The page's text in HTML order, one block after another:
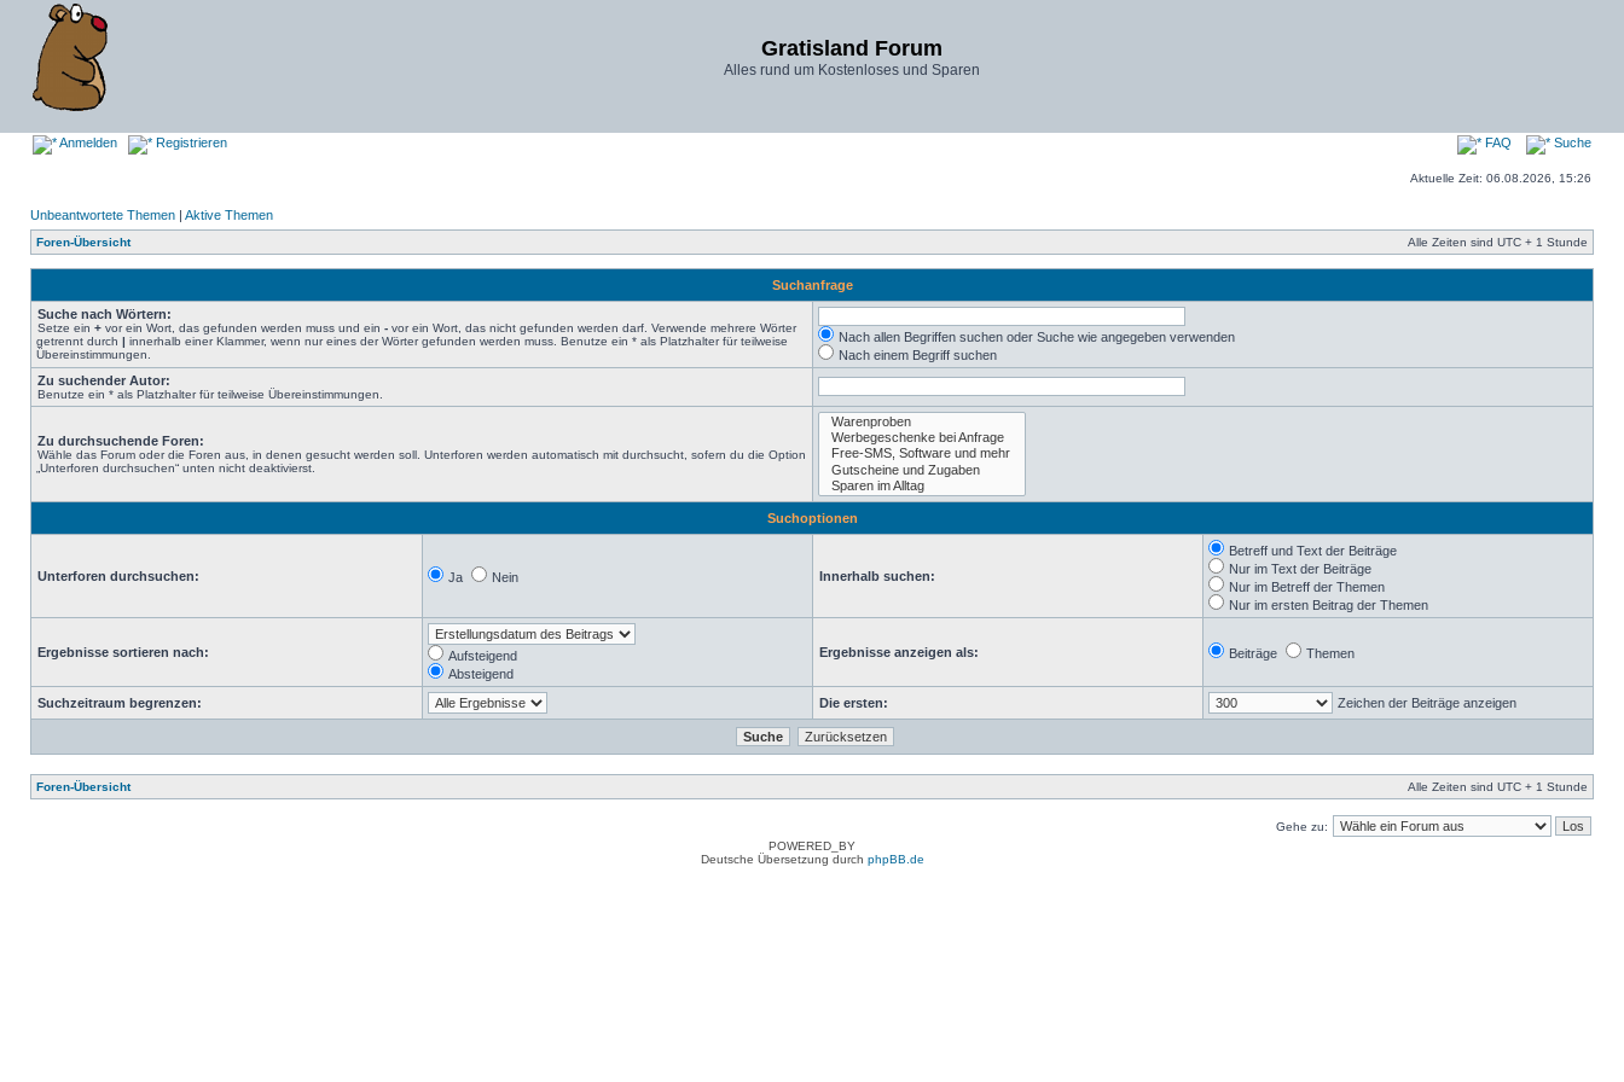
Gratisland Forum
Alles rund um Kostenloses und Sparen
Anmelden Registrieren FAQ Suche
Aktuelle Zeit: 06.08.2026, 15:26
Unbeantwortete Themen | Aktive Themen
Foren-Übersicht Alle Zeiten sind UTC + 1 Stunde
Suchanfrage
Suche nach Wörtern:
Setze ein + vor ein Wort, das gefunden werden muss und ein - vor ein Wort, das nicht gefunden werden darf. Verwende mehrere Wörter
getrennt durch | innerhalb einer Klammer, wenn nur eines der Wörter gefunden werden muss. Benutze ein * als Platzhalter für teilweise
Übereinstimmungen.
Nach allen Begriffen suchen oder Suche wie angegeben verwenden
Nach einem Begriff suchen
Zu suchender Autor:
Benutze ein * als Platzhalter für teilweise Übereinstimmungen.
Zu durchsuchende Foren:
Wähle das Forum oder die Foren aus, in denen gesucht werden soll. Unterforen werden automatisch mit durchsucht, sofern du die Option
„Unterforen durchsuchen“ unten nicht deaktivierst.
Suchoptionen
Unterforen durchsuchen: Ja Nein Innerhalb suchen:
Betreff und Text der Beiträge
Nur im Text der Beiträge
Nur im Betreff der Themen
Nur im ersten Beitrag der Themen
Ergebnisse sortieren nach:
Aufsteigend
Absteigend
Ergebnisse anzeigen als: Beiträge Themen
Suchzeitraum begrenzen: Die ersten: Zeichen der Beiträge anzeigen
Foren-Übersicht Alle Zeiten sind UTC + 1 Stunde
Gehe zu:
POWERED_BY
Deutsche Übersetzung durch phpBB.de